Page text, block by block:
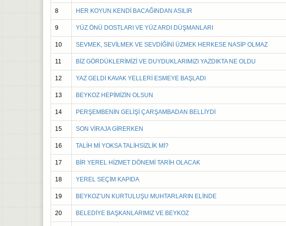
8 HER KOYUN KENDİ BACAĞINDAN ASILIR
9 YÜZ ÖNÜ DOSTLARI VE YÜZ ARDI DÜŞMANLARI
10 SEVMEK, SEVİLMEK VE SEVDİĞİNİ ÜZMEK HERKESE NASİP OLMAZ
11 BİZ GÖRDÜKLERİMİZİ VE DUYDUKLARIMIZI YAZDIKTA NE OLDU
12 YAZ GELDİ KAVAK YELLERİ ESMEYE BAŞLADI
13 BEYKOZ HEPİMİZİN OLSUN
14 PERŞEMBENİN GELİŞİ ÇARŞAMBADAN BELLİYDİ
15 SON VİRAJA GİRERKEN
16 TALİH Mİ YOKSA TALİHSİZLİK Mİ?
17 BİR YEREL HİZMET DÖNEMİ TARİH OLACAK
18 YEREL SEÇİM KAPIDA
19 BEYKOZ’UN KURTULUŞU MUHTARLARIN ELİNDE
20 BELEDİYE BAŞKANLARIMIZ VE BEYKOZ